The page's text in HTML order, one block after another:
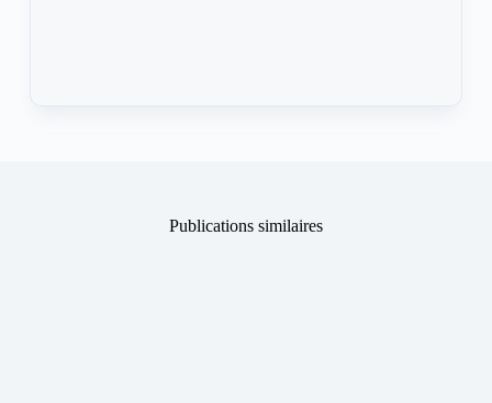
Publications similaires